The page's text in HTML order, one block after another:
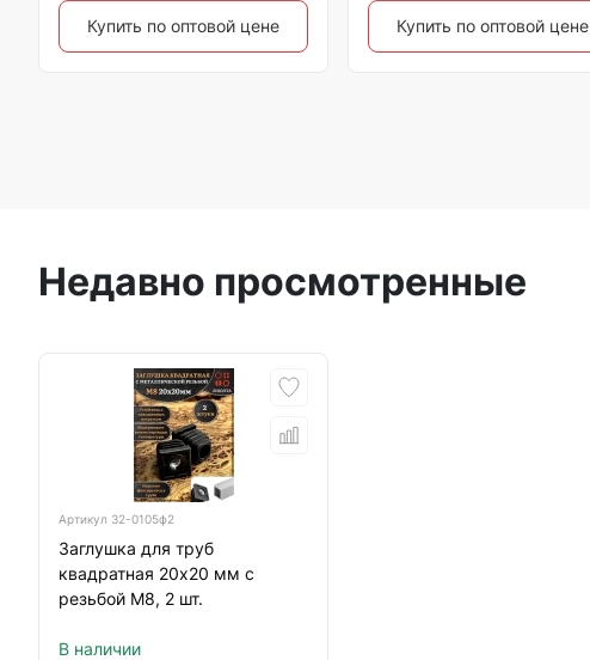
Купить по оптовой цене Купить по оптовой цене
Недавно просмотренные
Артикул 32-0105ф2
Заглушка для труб
квадратная 20х20 мм с
резьбой М8, 2 шт.
В наличии